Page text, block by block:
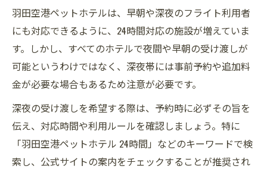
羽田空港ペットホテルは、早朝や深夜のフライト利用者
にも対応できるように、24時間対応の施設が増えていま
す。しかし、すべてのホテルで夜間や早朝の受け渡しが
可能というわけではなく、深夜帯には事前予約や追加料
金が必要な場合もあるため注意が必要です。
深夜の受け渡しを希望する際は、予約時に必ずその旨を
伝え、対応時間や利用ルールを確認しましょう。特に
「羽田空港ペットホテル 24時間」などのキーワードで検
索し、公式サイトの案内をチェックすることが推奨され